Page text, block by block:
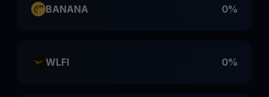
BANANA 0%
WLFI 0%